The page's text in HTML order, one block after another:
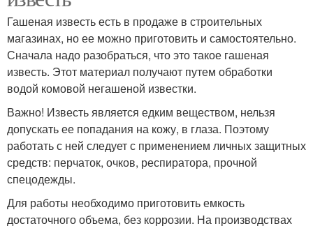
Гашеная известь есть в продаже в строительных
магазинах, но ее можно приготовить и самостоятельно.
Сначала надо разобраться, что это такое гашеная
известь. Этот материал получают путем обработки
водой комовой негашеной известки.
Важно! Известь является едким веществом, нельзя
допускать ее попадания на кожу, в глаза. Поэтому
работать с ней следует с применением личных защитных
средств: перчаток, очков, респиратора, прочной
спецодежды.
Для работы необходимо приготовить емкость
достаточного объема, без коррозии. На производствах